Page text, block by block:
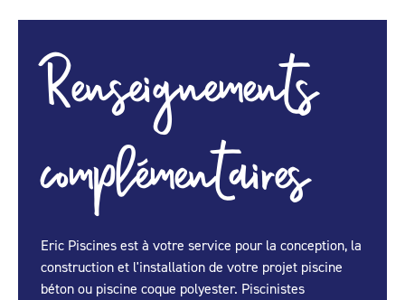
Renseignements
complémentaires
Eric Piscines est à votre service pour la conception, la
construction et l'installation de votre projet piscine
béton ou piscine coque polyester. Piscinistes